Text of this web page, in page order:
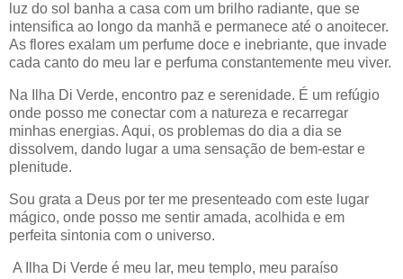
luz do sol banha a casa com um brilho radiante, que se
intensifica ao longo da manhã e permanece até o anoitecer.
As flores exalam um perfume doce e inebriante, que invade
cada canto do meu lar e perfuma constantemente meu viver.
Na Ilha Di Verde, encontro paz e serenidade. É um refúgio
onde posso me conectar com a natureza e recarregar
minhas energias. Aqui, os problemas do dia a dia se
dissolvem, dando lugar a uma sensação de bem-estar e
plenitude.
Sou grata a Deus por ter me presenteado com este lugar
mágico, onde posso me sentir amada, acolhida e em
perfeita sintonia com o universo.
A Ilha Di Verde é meu lar, meu templo, meu paraíso